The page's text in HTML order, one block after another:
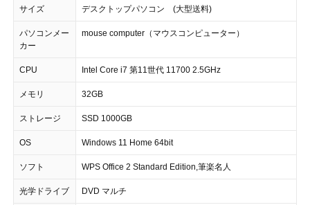
サイズ デスクトップパソコン (大型送料)
パソコンメー
カー
mouse computer（マウスコンピューター）
CPU Intel Core i7 第11世代 11700 2.5GHz
メモリ 32GB
ストレージ SSD 1000GB
OS Windows 11 Home 64bit
ソフト WPS Office 2 Standard Edition,筆楽名人
光学ドライブ DVD マルチ